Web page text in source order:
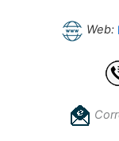
Web: